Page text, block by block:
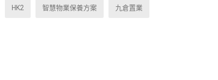
HK2 智慧物業保養方案 九倉置業